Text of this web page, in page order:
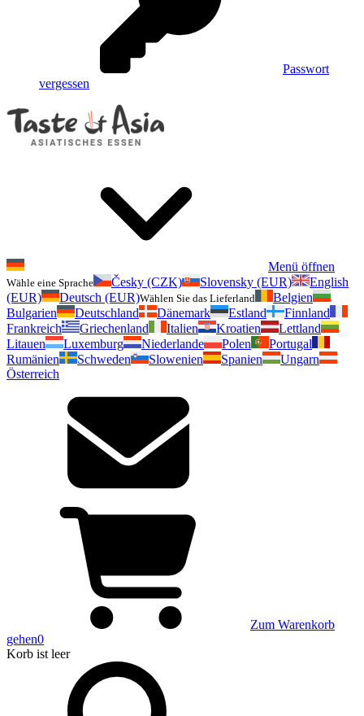
Passwort
vergessen
Menü öffnen
Wähle eine Sprache Česky (CZK) Slovensky (EUR)
English
(EUR)
Deutsch (EUR)Wählen Sie das Lieferland
Belgien
Bulgarien
Deutschland Dänemark Estland
Finnland
Frankreich
Griechenland Italien Kroatien
Lettland
Litauen
Luxemburg Niederlande Polen
Portugal
Rumänien
Schweden Slowenien Spanien
Ungarn
Österreich
Zum Warenkorb
gehen0
Korb ist leer